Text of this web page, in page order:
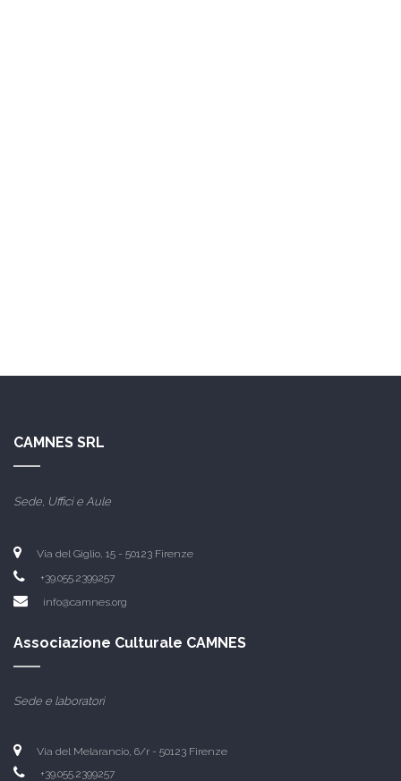
CAMNES SRL
Sede, Uffici e Aule
Via del Giglio, 15 - 50123 Firenze
+39.055.2399257
info@camnes.org
Associazione Culturale CAMNES
Sede e laboratori
Via del Melarancio, 6/r - 50123 Firenze
+39.055.2399257